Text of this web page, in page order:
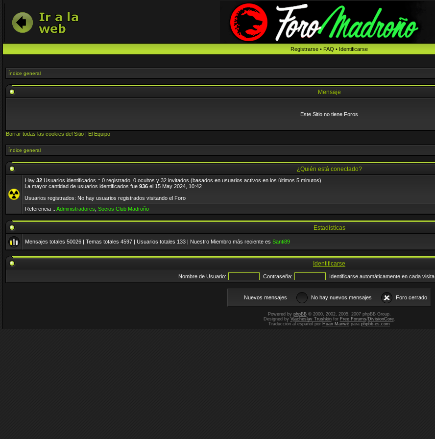
Registrarse•FAQ•Identificarse
Índice general
Mensaje
Este Sitio no tiene Foros
Borrar todas las cookies del Sitio | El Equipo
Índice general
¿Quién está conectado?
Hay 32 Usuarios identificados :: 0 registrado, 0 ocultos y 32 invitados (basados en usuarios activos en los últimos 5 minutos)
La mayor cantidad de usuarios identificados fue 936 el 15 May 2024, 10:42
Usuarios registrados: No hay usuarios registrados visitando el Foro
Referencia :: Administradores Socios Club Madroño
Estadísticas
Mensajes totales 50026 | Temas totales 4597 | Usuarios totales 133 | Nuestro Miembro más reciente es Santi89
Identificarse
Nombre de Usuario: Contraseña: Identificarse automáticamente en cada visita
Nuevos mensajes No hay nuevos mensajes Foro cerrado
Powered by phpBB© 2000, 2002, 2005, 2007 phpBB Group.
Designed by Vjacheslav Trushkinfor Free Forums/DivisionCore.
Traducción al español por Huan Manwë para phpbb-es.com